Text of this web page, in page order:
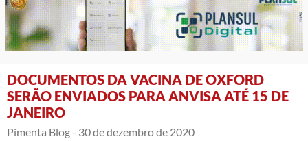
DOCUMENTOS DA VACINA DE OXFORD
SERÃO ENVIADOS PARA ANVISA ATÉ 15 DE
JANEIRO
Pimenta Blog - 30 de dezembro de 2020